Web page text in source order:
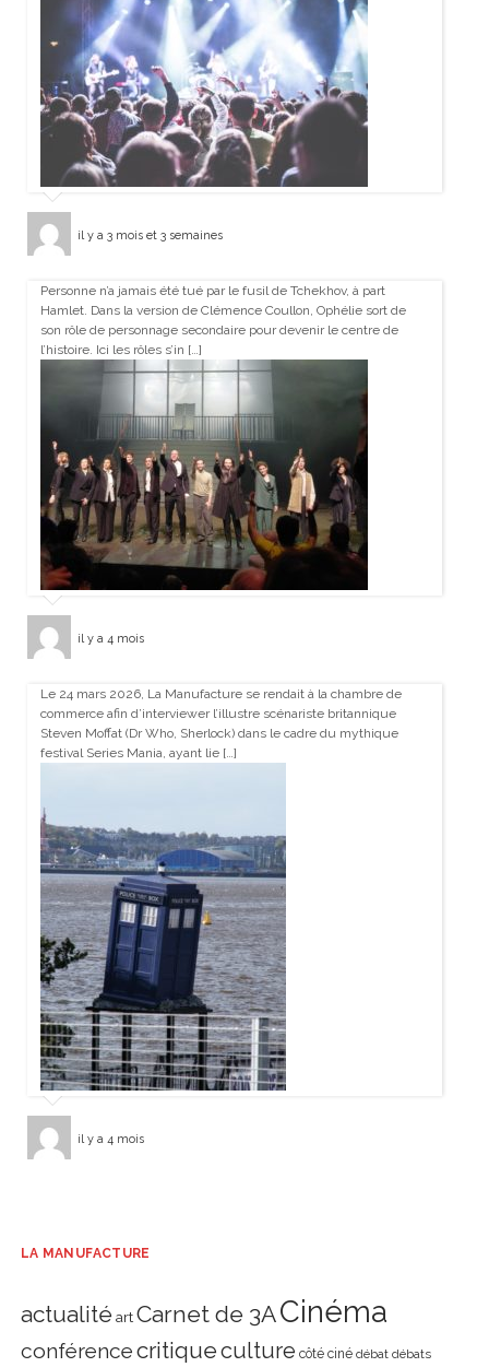
il y a 3 mois et 3 semaines
Personne n’a jamais été tué par le fusil de Tchekhov, à part
Hamlet. Dans la version de Clémence Coullon, Ophélie sort de
son rôle de personnage secondaire pour devenir le centre de
l’histoire. Ici les rôles s’in […]
il y a 4 mois
Le 24 mars 2026, La Manufacture se rendait à la chambre de
commerce afin d’interviewer l’illustre scénariste britannique
Steven Moffat (Dr Who, Sherlock) dans le cadre du mythique
festival Series Mania, ayant lie […]
il y a 4 mois
LA MANUFACTURE
actualité art Carnet de 3ACinéma
conférencecritiqueculture côté ciné débat débats